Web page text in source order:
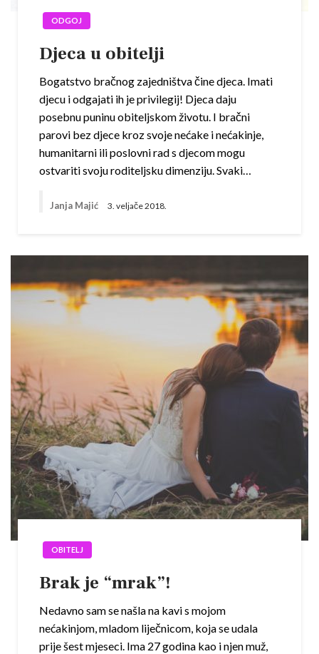
ODGOJ
Djeca u obitelji
Bogatstvo bračnog zajedništva čine djeca. Imati
djecu i odgajati ih je privilegij! Djeca daju
posebnu puninu obiteljskom životu. I bračni
parovi bez djece kroz svoje nećake i nećakinje,
humanitarni ili poslovni rad s djecom mogu
ostvariti svoju roditeljsku dimenziju. Svaki…
Janja Majić 3. veljače 2018.
OBITELJ
Brak je “mrak”!
Nedavno sam se našla na kavi s mojom
nećakinjom, mladom liječnicom, koja se udala
prije šest mjeseci. Ima 27 godina kao i njen muž,